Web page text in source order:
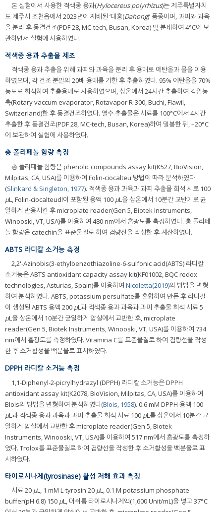
본 실험에서 사용한 적색종 용과(Hylocereus polyrhizus)는 제주특별자치
도 제주시 조천읍에서 2023년에 재배된 ‘대홍(Dahong)’ 품종이며, 과피와 과육
을 분리 후 동결건조(PDF 28, MC-tech, Busan, Korea) 및 분쇄하여 4°C에 보
관하면서 실험에 사용하였다.
적색종 용과 추출물 제조
적색종 용과 추출을 위해 과피와 과육을 분리 후 용매로 에탄올과 물을 이용
하였으며, 각 건조 분말의 20배 용매를 가한 후 추출하였다. 95% 에탄올을 70%
농도로 희석하여 추출용매로 사용하였으며, 상온에서 24시간 추출하여 감압농
축(Rotary vaccum evaporator, Rotavapor R-300, Buchi, Flawil,
Switzerland)한 후 동결건조하였다. 열수 추출물은 시료를 100°C에서 4시간
추출한 후 동결건조(PDF 28, MC-tech, Busan, Korea)하여 밀봉한 뒤, –20°C
에 보관하여 실험에 사용하였다.
총 폴리페놀 함량 측정
총 폴리페놀 함량은 phenolic compounds assay kit(K527, BioVision,
Milpitas, CA, USA)를 이용하여 Folin-ciocalteu 방법에 따라 분석하였다
(Slinkard & Singleton, 1977). 적색종 용과 과육과 과피 추출물 희석 시료 100
μL, Folin-ciocalteudl이 포함된 용액 100 μL을 상온에서 10분간 교반기로 균
일하게 반응시킨 후 microplate reader(Gen 5, Biotek Instruments,
Winooski, VT, USA)를 이용하여 480 nm에서 흡광도를 측정하였다. 총 폴리페
놀 함량은 catechin을 표준물질로 하여 검량선을 작성한 후 계산하였다.
ABTS 라디칼 소거능 측정
2,2'-Azinobis(3-ethylbenzothiazoline-6-sulfonic acid(ABTS) 라디칼
소거능은 ABTS antioxidant capacity assay kit(KF01002, BQC redox
technologies, Asturias, Spain)를 이용하여 Nicoletta(2019)의 방법을 변형
하여 분석하였다. ABTS, potassium persulfate를 혼합하여 만든 후 라디칼
이 생성된 ABTS 용액 200 μL과 적색종 용과 과육과 과피 추출물 희석 시료 5
μL을 상온에서 10분간 균일하게 암실에서 교반한 후, microplate
reader(Gen 5, Biotek Instruments, Winooski, VT, USA)를 이용하여 734
nm에서 흡광도를 측정하였다. Vitamina C를 표준물질로 하여 검량선을 작성
한 후 소거활성을 백분율로 표시하였다.
DPPH 라디칼 소거능 측정
1,1-Diphenyl-2-picrylhydrazyl (DPPH) 라디칼 소거능은 DPPH
antioxidant assay kit(K2078, BioVision, Milpitas, CA, USA)를 이용하여
Blois의 방법을 변형하여 분석하였다(Blois, 1958). 0.6 mM DPPH 용액 100
μL과 적색종 용과 과육과 과피 추출물 희석 시료 100 μL를 상온에서 10분간 균
일하게 암실에서 교반한 후 microplate reader(Gen 5, Biotek
Instruments, Winooski, VT, USA)를 이용하여 517 nm에서 흡광도를 측정하
였다. Trolox를 표준물질로 하여 검량선을 작성한 후 소거활성을 백분율로 표
시하였다.
타이로시나제(tyrosinase) 활성 저해 효과 측정
시료 20 μL, 1 mM L-tyrosin 20 μL, 0.1 M potassium phosphate
buffer(pH 6.8) 150 μL, 머쉬룸 타이로시나제액(1,600 Unit/mL)을 넣고 37°C